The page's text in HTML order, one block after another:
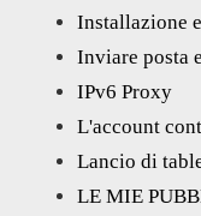
Installazione
Inviare posta
IPv6 Proxy
L'account
Lancio di
LE MIE